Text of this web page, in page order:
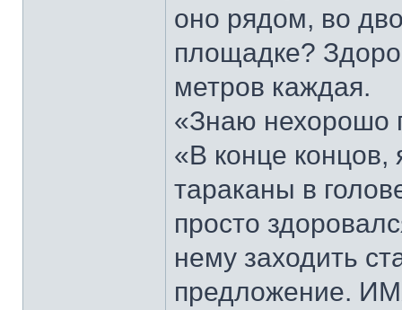
оно рядом, во
площадке?
метров каждая.
«Знаю нехорошо
«В конце концов,
тараканы в
просто
нему заходить
предложение.